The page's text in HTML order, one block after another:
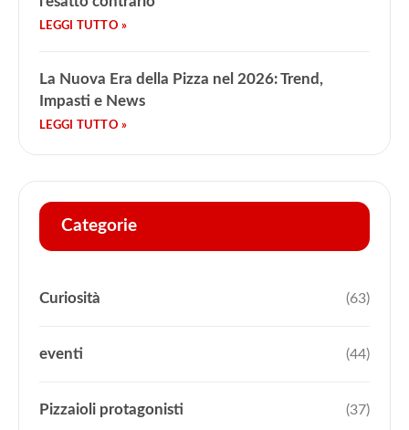
La Nuova Era della Pizza nel 2026: Trend,
Impasti e News
Categorie
Curiosità (63)
eventi (44)
Pizzaioli protagonisti (37)